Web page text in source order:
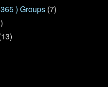
) Groups (7)